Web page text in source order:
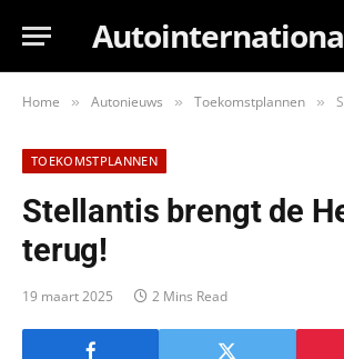
Home » Autonieuws » Toekomstplannen »
TOEKOMSTPLANNEN
Stellantis brengt de
terug!
19 maart 2025 2 Mins Read